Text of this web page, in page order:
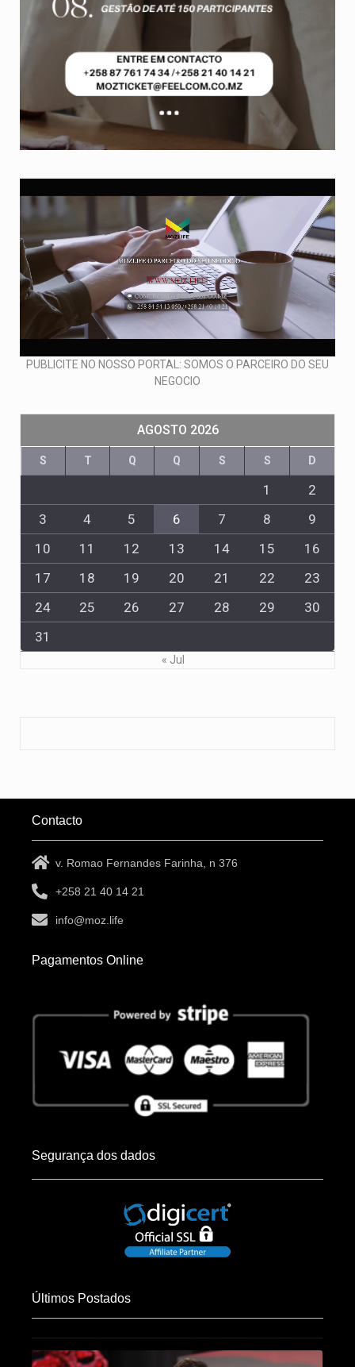
PUBLICITE NO NOSSO PORTAL: SOMOS O PARCEIRO DO SEU
NEGOCIO
AGOSTO 2026
S T Q Q S S D
1
2
3
4 5 6 7 8
9
10
11 12 13 14 15
16
17
18 19 20 21 22
23
24
25 26 27 28 29
30
31
« Jul
Contacto
v. Romao Fernandes Farinha, n 376
+258 21 40 14 21
info@moz.life
Pagamentos Online
Segurança dos dados
Últimos Postados